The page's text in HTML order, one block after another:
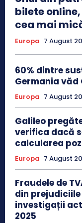
bilete
cea mai
Europa 7 August
60% dintre
Germania
Europa 7 August
Galileo
verifica dacă
calcularea
Europa 7 August
Fraudele de
din
investigații
2025